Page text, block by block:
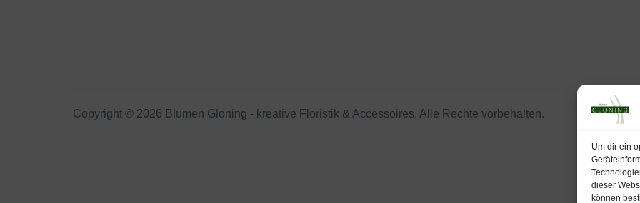
Um dir ein
dieser
können
Copyright © 2026 Blumen Gloning - kreative Floristik & Accessoires. Alle Rechte vorbehalten.